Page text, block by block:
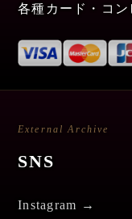
各種カード・コ
External Archive
SNS
Instagram →